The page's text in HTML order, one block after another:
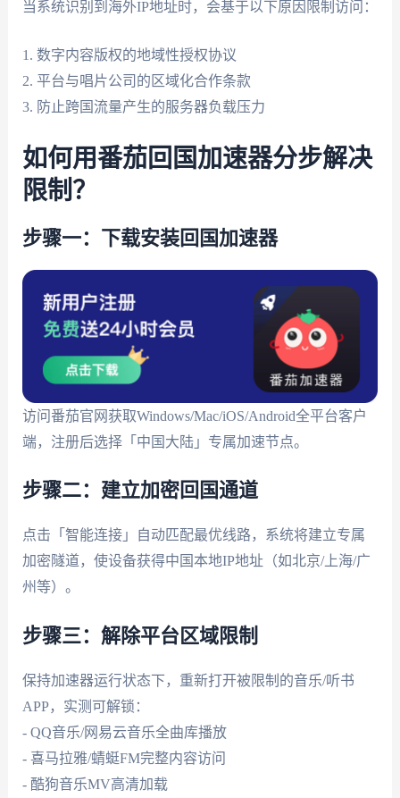
当系统识别到海外IP地址时，会基于以下原因限制访问：
1. 数字内容版权的地域性授权协议
2. 平台与唱片公司的区域化合作条款
3. 防止跨国流量产生的服务器负载压力
如何用番茄回国加速器分步解决
限制？
步骤一：下载安装回国加速器
访问番茄官网获取Windows/Mac/iOS/Android全平台客户
端，注册后选择「中国大陆」专属加速节点。
步骤二：建立加密回国通道
点击「智能连接」自动匹配最优线路，系统将建立专属
加密隧道，使设备获得中国本地IP地址（如北京/上海/广
州等）。
步骤三：解除平台区域限制
保持加速器运行状态下，重新打开被限制的音乐/听书
APP，实测可解锁：
- QQ音乐/网易云音乐全曲库播放
- 喜马拉雅/蜻蜓FM完整内容访问
- 酷狗音乐MV高清加载